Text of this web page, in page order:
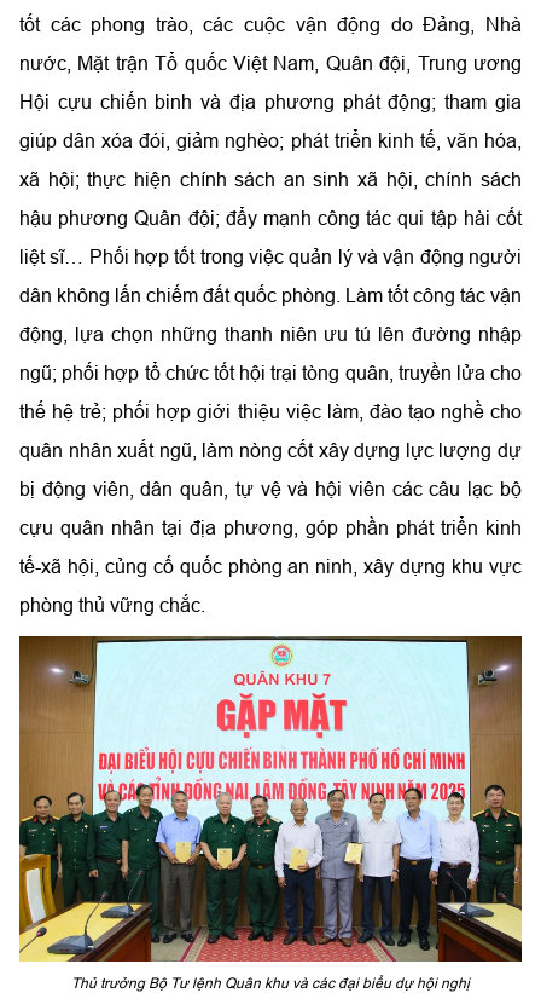
tốt các phong trào, các cuộc vận động do Đảng, Nhà
nước, Mặt trận Tổ quốc Việt Nam, Quân đội, Trung ương
Hội cựu chiến binh và địa phương phát động; tham gia
giúp dân xóa đói, giảm nghèo; phát triển kinh tế, văn hóa,
xã hội; thực hiện chính sách an sinh xã hội, chính sách
hậu phương Quân đội; đẩy mạnh công tác qui tập hài cốt
liệt sĩ… Phối hợp tốt trong việc quản lý và vận động người
dân không lấn chiếm đất quốc phòng. Làm tốt công tác vận
động, lựa chọn những thanh niên ưu tú lên đường nhập
ngũ; phối hợp tổ chức tốt hội trại tòng quân, truyền lửa cho
thế hệ trẻ; phối hợp giới thiệu việc làm, đào tạo nghề cho
quân nhân xuất ngũ, làm nòng cốt xây dựng lực lượng dự
bị động viên, dân quân, tự vệ và hội viên các câu lạc bộ
cựu quân nhân tại địa phương, góp phần phát triển kinh
tế-xã hội, củng cố quốc phòng an ninh, xây dựng khu vực
phòng thủ vững chắc.
Thủ trưởng Bộ Tư lệnh Quân khu và các đại biểu dự hội nghị